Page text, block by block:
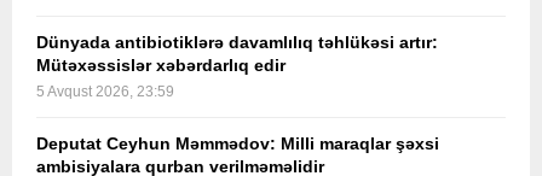
Dünyada antibiotiklərə davamlılıq təhlükəsi artır:
Mütəxəssislər xəbərdarlıq edir
5 Avqust 2026, 23:59
Deputat Ceyhun Məmmədov: Milli maraqlar şəxsi
ambisiyalara qurban verilməməlidir